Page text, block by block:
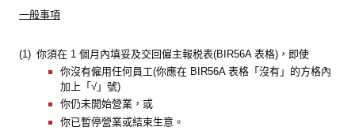
一般事項
(1) 你須在 1 個月內填妥及交回僱主報税表(BIR56A 表格)，即使
你沒有僱用任何員工(你應在 BIR56A 表格「沒有」的方格內
加上「√」號)
你仍未開始營業，或
你已暫停營業或結束生意。